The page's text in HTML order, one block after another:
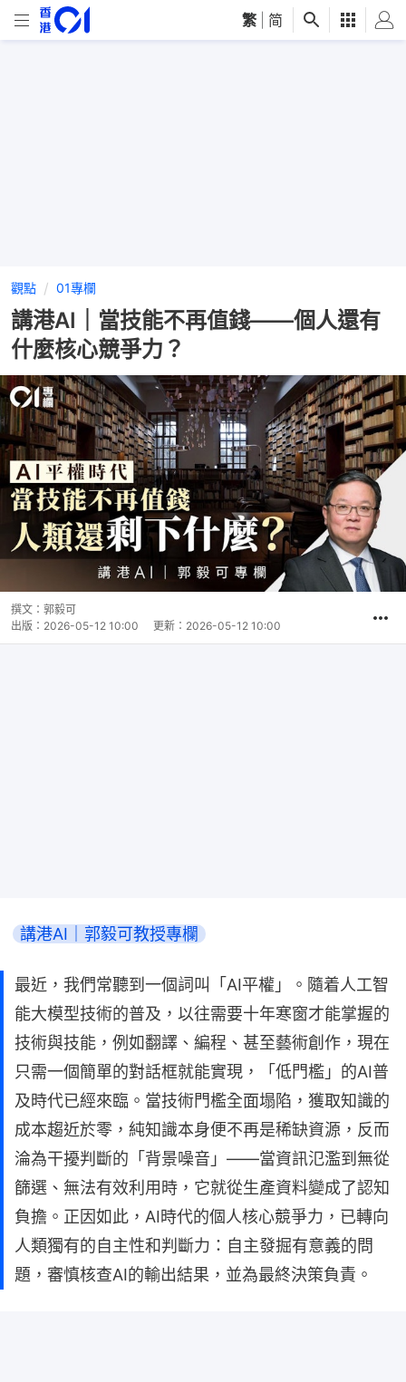
繁 简
觀點 01專欄
講港AI｜當技能不再值錢——個人還有
什麼核心競爭力？
撰文： 郭毅可
出版： 2026-05-12 10:00 更新： 2026-05-12 10:00
講港AI｜郭毅可教授專欄
最近，我們常聽到一個詞叫「AI平權」。隨着人工智
能大模型技術的普及，以往需要十年寒窗才能掌握的
技術與技能，例如翻譯、編程、甚至藝術創作，現在
只需一個簡單的對話框就能實現，「低門檻」的AI普
及時代已經來臨。當技術門檻全面塌陷，獲取知識的
成本趨近於零，純知識本身便不再是稀缺資源，反而
淪為干擾判斷的「背景噪音」——當資訊氾濫到無從
篩選、無法有效利用時，它就從生產資料變成了認知
負擔。正因如此，AI時代的個人核心競爭力，已轉向
人類獨有的自主性和判斷力：自主發掘有意義的問
題，審慎核查AI的輸出結果，並為最終決策負責。